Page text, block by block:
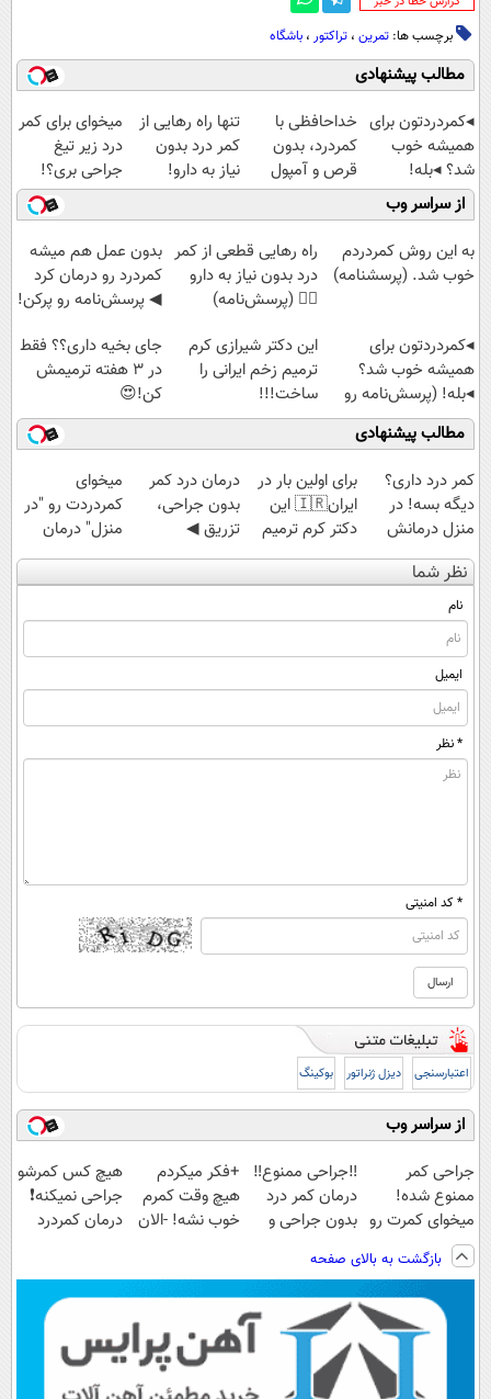
برچسب ها: تمرین ، تراکتور ، باشگاه
مطالب پیشنهادی
◂کمردردتون برای
همیشه خوب
شد؟ ◂بله!
(پرسش‌نامه رو
حتما پر کن)
خداحافظی با
کمردرد، بدون
قرص و آمپول
تنها راه رهایی از
کمر درد بدون
نیاز به دارو!
(پرسش‌نامه رو
پر کن)
میخوای برای کمر
درد زیر تیغ
جراحی بری؟!
◗پرسش‌نامه رو
پر کن◖
از سراسر وب
به این روش کمردردم
خوب شد. (پرسشنامه)
راه رهایی قطعی از کمر
درد بدون نیاز به دارو
👈🏻 (پرسش‌نامه)
بدون عمل هم میشه
کمردرد رو درمان کرد
◀ پرسش‎‌نامه رو پرکن!
◂کمردردتون برای
همیشه خوب شد؟
◂بله! (پرسش‌نامه رو
پر کن)
این دکتر شیرازی کرم
ترمیم زخم ایرانی را
ساخت!!!
جای بخیه داری؟؟ فقط
در 3 هفته ترمیمش
کن!😍
مطالب پیشنهادی
کمر درد داری؟
دیگه بسه! در
منزل درمانش
کن
(◀پرسش‌نامه)
برای اولین بار در
ایران🇮🇷 این
دکتر کرم ترمیم
کننده 23 روزه
ساخت!
درمان درد کمر
بدون جراحی،
تزریق ◀
پرسش‌نامه رو پر
کن ▶
میخوای
کمردردت رو "در
منزل" درمان
کنی؟ (◂فیلم +
◂پرسش‌نامه)
نظر شما
نام
ایمیل
* نظر
* کد امنیتی
اعتبارسنجی دیزل ژنراتور بوکینگ
از سراسر وب
جراحی کمر
ممنوع شده!
میخوای کمرت رو
در منزل درمان
کنی؟
((پرسش‌نامه))
‼️جراحی ممنوع‼️
درمان کمر درد
بدون جراحی و
+فکر میکردم
هیچ وقت کمرم
خوب نشه! -الان
هیچ کس کمرشو
جراحی نمیکنه❗
درمان کمردرد
بازگشت به بالای صفحه